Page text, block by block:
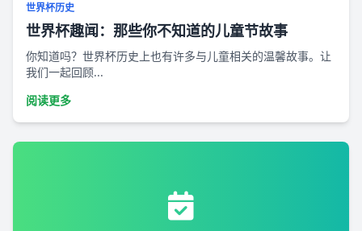
世界杯历史
世界杯趣闻：那些你不知道的儿童节故事
你知道吗？世界杯历史上也有许多与儿童相关的温馨故事。让
我们一起回顾...
阅读更多